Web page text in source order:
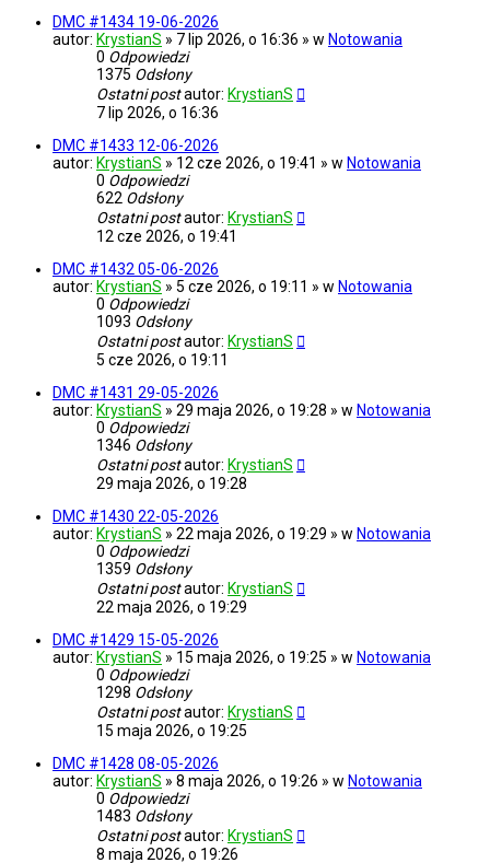
DMC #1434 19-06-2026
autor: KrystianS » 7 lip 2026, o 16:36 » w Notowania
0 Odpowiedzi
1375 Odsłony
Ostatni postautor: KrystianS
7 lip 2026, o 16:36
DMC #1433 12-06-2026
autor: KrystianS » 12 cze 2026, o 19:41 » w Notowania
0 Odpowiedzi
622 Odsłony
Ostatni postautor: KrystianS
12 cze 2026, o 19:41
DMC #1432 05-06-2026
autor: KrystianS » 5 cze 2026, o 19:11 » w Notowania
0 Odpowiedzi
1093 Odsłony
Ostatni postautor: KrystianS
5 cze 2026, o 19:11
DMC #1431 29-05-2026
autor: KrystianS » 29 maja 2026, o 19:28 » w Notowania
0 Odpowiedzi
1346 Odsłony
Ostatni postautor: KrystianS
29 maja 2026, o 19:28
DMC #1430 22-05-2026
autor: KrystianS » 22 maja 2026, o 19:29 » w Notowania
0 Odpowiedzi
1359 Odsłony
Ostatni postautor: KrystianS
22 maja 2026, o 19:29
DMC #1429 15-05-2026
autor: KrystianS » 15 maja 2026, o 19:25 » w Notowania
0 Odpowiedzi
1298 Odsłony
Ostatni postautor: KrystianS
15 maja 2026, o 19:25
DMC #1428 08-05-2026
autor: KrystianS » 8 maja 2026, o 19:26 » w Notowania
0 Odpowiedzi
1483 Odsłony
Ostatni postautor: KrystianS
8 maja 2026, o 19:26